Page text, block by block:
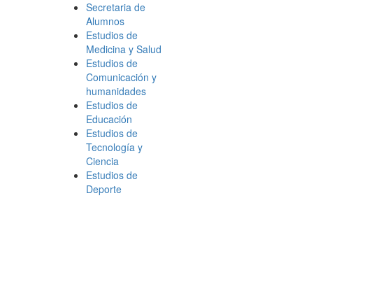
Secretaria de
Alumnos
Estudios de
Medicina y Salud
Estudios de
Comunicación y
humanidades
Estudios de
Educación
Estudios de
Tecnología y
Ciencia
Estudios de
Deporte